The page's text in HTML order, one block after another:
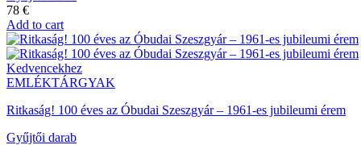
78 €
Add to cart
Kedvencekhez
EMLÉKTÁRGYAK
Ritkaság! 100 éves az Óbudai Szeszgyár – 1961-es jubileumi érem
Gyűjtői darab